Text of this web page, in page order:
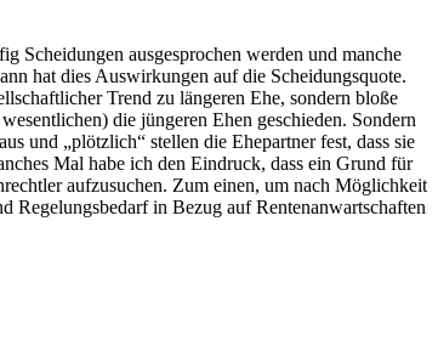
Scheidungen ausgesprochen werden und manche
hat dies Auswirkungen auf die Scheidungsquote.
Trend zu längeren Ehe, sondern bloße
die jüngeren Ehen geschieden. Sondern
und „plötzlich“ stellen die Ehepartner fest, dass sie
Mal habe ich den Eindruck, dass ein Grund für
aufzusuchen. Zum einen, um nach Möglichkeit
Regelungsbedarf in Bezug auf Rentenanwartschaften